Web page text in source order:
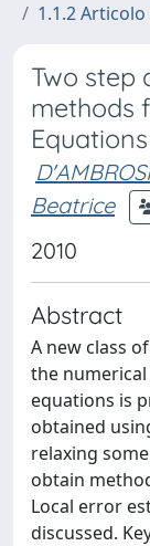
1.1.2
Two step
methods
Equations
Beatrice
2010
Abstract
A new class
the
equations is
obtained
relaxing
obtain
Local error
discussed.